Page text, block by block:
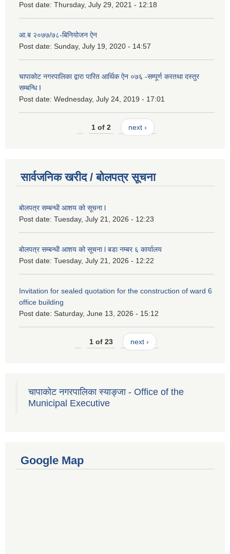
Post date: Thursday, July 29, 2021 - 12:18
आ.ब २०७७/७८-बिनियोजन ऐन
Post date: Sunday, July 19, 2020 - 14:57
चापाकोट नगरपालिका द्वारा पारित आर्थिक ऐन ०७६ -सम्पूर्ण करतथा दस्तुर
सम्बन्धि I
Post date: Wednesday, July 24, 2019 - 17:01
1 of 2 next ›
सार्वजनिक खरीद / बोलपत्र सूचना
बोलपत्र सम्बन्धी आशय को सूचना l
Post date: Tuesday, July 21, 2026 - 12:23
बोलपत्र सम्बन्धी आशय को सूचना l बडा नम्बर ६ कार्यालय
Post date: Tuesday, July 21, 2026 - 12:22
Invitation for sealed quotation for the construction of ward 6
office building
Post date: Saturday, June 13, 2026 - 15:12
1 of 23 next ›
चापाकोट नगरपालिका स्याङ्जा - Office of the
Municipal Executive
Google Map